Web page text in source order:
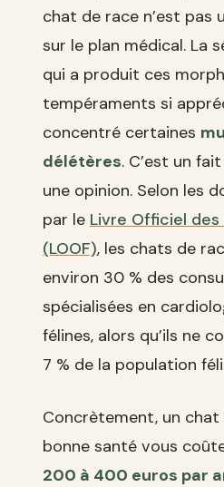
chat de race n’est pas
sur le plan médical. La
qui a produit ces
tempéraments si
concentré certaines
délétères. C’est un
une opinion. Selon les
par le Livre Officiel des
(LOOF), les chats de
environ 30 % des
spécialisées en
félines, alors qu’ils ne
7 % de la population
Concrètement, un chat
bonne santé vous
200 à 400 euros par